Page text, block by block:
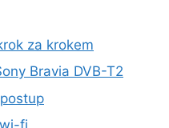
za krokem
Bravia DVB-T2